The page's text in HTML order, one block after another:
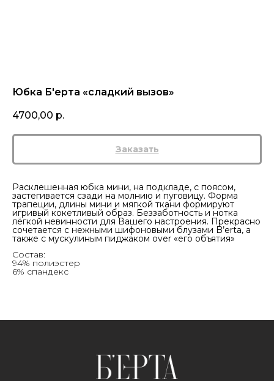
Юбка Б'ерта «сладкий вызов»
4700,00 р.
Заказать
Расклешенная юбка мини, на подкладе, с поясом,
застегивается сзади на молнию и пуговицу. Форма
трапеции, длины мини и мягкой ткани формируют
игривый кокетливый образ. Беззаботность и нотка
лёгкой невинности для Вашего настроения. Прекрасно
сочетается с нежными шифоновыми блузами B’erta, а
также с мускулиным пиджаком over «его объятия»
Состав:
94% полиэстер
6% спандекс